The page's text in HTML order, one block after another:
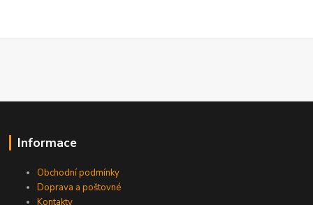
Informace
Obchodní podmínky
Doprava a poštovné
Kontakty